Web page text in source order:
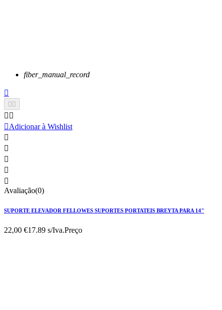
fiber_manual_record

 
 
Adicionar à Wishlist





Avaliação(0)
SUPORTE ELEVADOR FELLOWES SUPORTES PORTATEIS BREYTA PARA 14"
22,00 €17.89 s/Iva.Preço